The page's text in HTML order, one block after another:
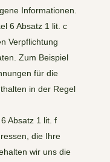
Informationen.
6 Absatz 1 lit. c
Verpflichtung
Zum Beispiel
für die
in der Regel
Absatz 1 lit. f
die Ihre
wir uns die